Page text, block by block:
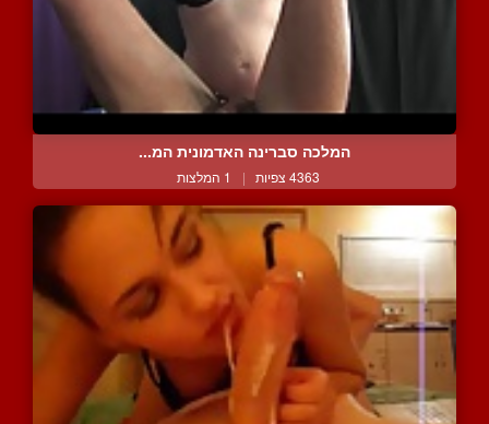
המלכה סברינה האדמונית המ...
4363 צפיות | 1 המלצות